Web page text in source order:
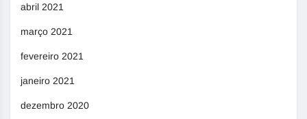
abril 2021
março 2021
fevereiro 2021
janeiro 2021
dezembro 2020